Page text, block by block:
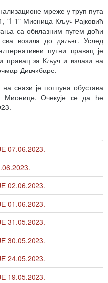
мреже у труп пута
"I-1" Мионица-Кључ-Рајковић
са обилазним путем доћи
возила до даљег. Услед
путни правац је
правац за Кључ и излази на
Дивчибаре.
снази је потпуна обустава
Мионице. Очекује се да ће